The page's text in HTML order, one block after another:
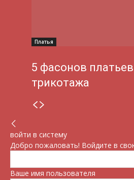
Платья
5 фасонов
трикотажа
войти в систему
Добро пожаловать! Войдите в
Ваше имя пользователя